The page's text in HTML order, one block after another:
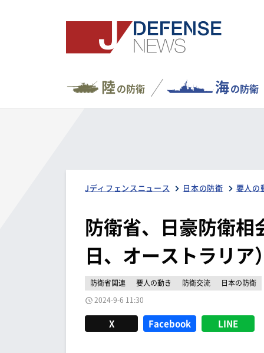
陸の防衛 海の防衛
Jディフェンスニュース 日本の防衛 要人の
防衛省、日豪防衛
日、オーストラリア
防衛省関連 要人の動き 防衛交流
日本の防衛
2024-9-6 11:30
X Facebook LINE